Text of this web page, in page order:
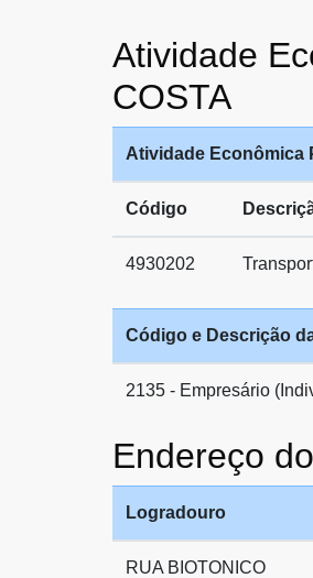
Atividade
COSTA
Atividade Econômica
Código
4930202
Código e Descrição
2135 - Empresário
Endereço
Logradouro
RUA BIOTONICO